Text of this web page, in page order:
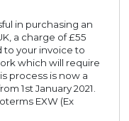
in purchasing an
a charge of £55
to your invoice to
which will require
process is now a
1st January 2021.
EXW (Ex